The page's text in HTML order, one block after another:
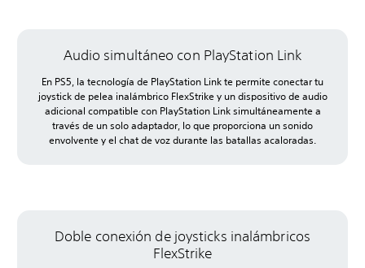
Audio simultáneo con PlayStation Link
En PS5, la tecnología de PlayStation Link te permite conectar tu
joystick de pelea inalámbrico FlexStrike y un dispositivo de audio
adicional compatible con PlayStation Link simultáneamente a
través de un solo adaptador, lo que proporciona un sonido
envolvente y el chat de voz durante las batallas acaloradas.
Doble conexión de joysticks inalámbricos
FlexStrike